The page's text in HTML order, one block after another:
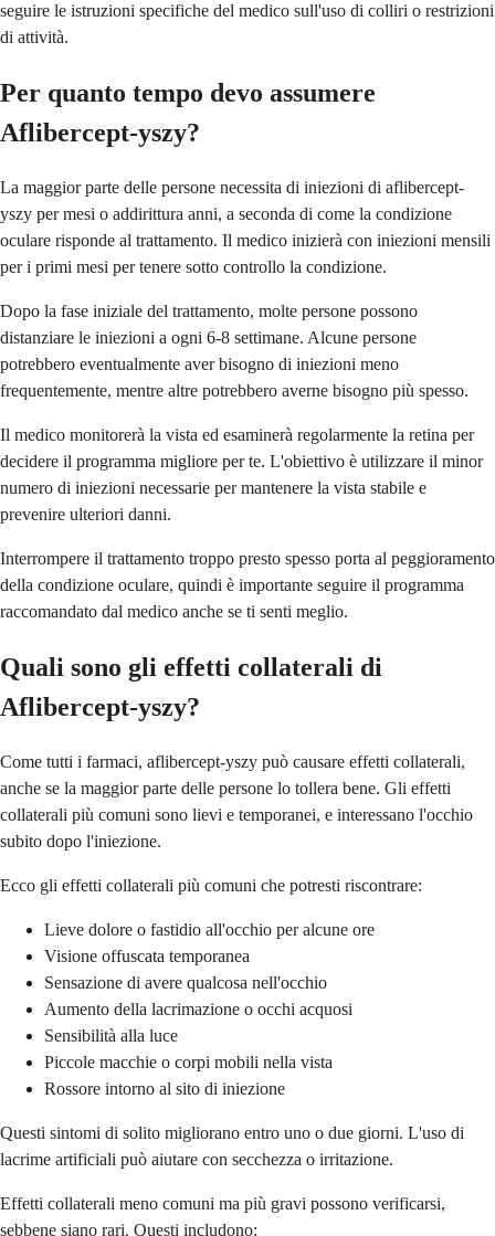
seguire le istruzioni specifiche del medico sull'uso di colliri o restrizioni
di attività.
Per quanto tempo devo assumere
Aflibercept-yszy?
La maggior parte delle persone necessita di iniezioni di aflibercept-
yszy per mesi o addirittura anni, a seconda di come la condizione
oculare risponde al trattamento. Il medico inizierà con iniezioni mensili
per i primi mesi per tenere sotto controllo la condizione.
Dopo la fase iniziale del trattamento, molte persone possono
distanziare le iniezioni a ogni 6-8 settimane. Alcune persone
potrebbero eventualmente aver bisogno di iniezioni meno
frequentemente, mentre altre potrebbero averne bisogno più spesso.
Il medico monitorerà la vista ed esaminerà regolarmente la retina per
decidere il programma migliore per te. L'obiettivo è utilizzare il minor
numero di iniezioni necessarie per mantenere la vista stabile e
prevenire ulteriori danni.
Interrompere il trattamento troppo presto spesso porta al peggioramento
della condizione oculare, quindi è importante seguire il programma
raccomandato dal medico anche se ti senti meglio.
Quali sono gli effetti collaterali di
Aflibercept-yszy?
Come tutti i farmaci, aflibercept-yszy può causare effetti collaterali,
anche se la maggior parte delle persone lo tollera bene. Gli effetti
collaterali più comuni sono lievi e temporanei, e interessano l'occhio
subito dopo l'iniezione.
Ecco gli effetti collaterali più comuni che potresti riscontrare:
Lieve dolore o fastidio all'occhio per alcune ore
Visione offuscata temporanea
Sensazione di avere qualcosa nell'occhio
Aumento della lacrimazione o occhi acquosi
Sensibilità alla luce
Piccole macchie o corpi mobili nella vista
Rossore intorno al sito di iniezione
Questi sintomi di solito migliorano entro uno o due giorni. L'uso di
lacrime artificiali può aiutare con secchezza o irritazione.
Effetti collaterali meno comuni ma più gravi possono verificarsi,
sebbene siano rari. Questi includono: